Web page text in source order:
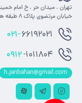
تهران ، میدان حر ، خ امام
خیابان مرتضوی پلاک 8 طبقه همکف
021-66192021
0912-1011804
h.janbahan@gmail.com